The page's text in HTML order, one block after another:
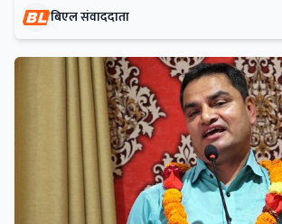
बिएल संवाददाता